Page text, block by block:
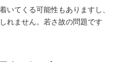
いてくる可能性もありますし、
れません。若さ故の問題です